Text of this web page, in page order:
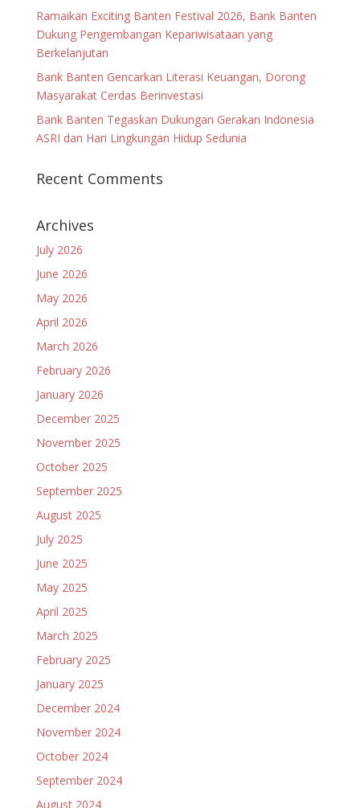
Ramaikan Exciting Banten Festival 2026, Bank Banten
Dukung Pengembangan Kepariwisataan yang
Berkelanjutan
Bank Banten Gencarkan Literasi Keuangan, Dorong
Masyarakat Cerdas Berinvestasi
Bank Banten Tegaskan Dukungan Gerakan Indonesia
ASRI dan Hari Lingkungan Hidup Sedunia
Recent Comments
Archives
July 2026
June 2026
May 2026
April 2026
March 2026
February 2026
January 2026
December 2025
November 2025
October 2025
September 2025
August 2025
July 2025
June 2025
May 2025
April 2025
March 2025
February 2025
January 2025
December 2024
November 2024
October 2024
September 2024
August 2024